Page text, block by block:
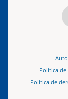
Política
Política de